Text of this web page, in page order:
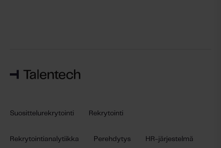
Suosittelurekrytointi Rekrytointi
Rekrytointianalytiikka Perehdytys HR-järjestelmä